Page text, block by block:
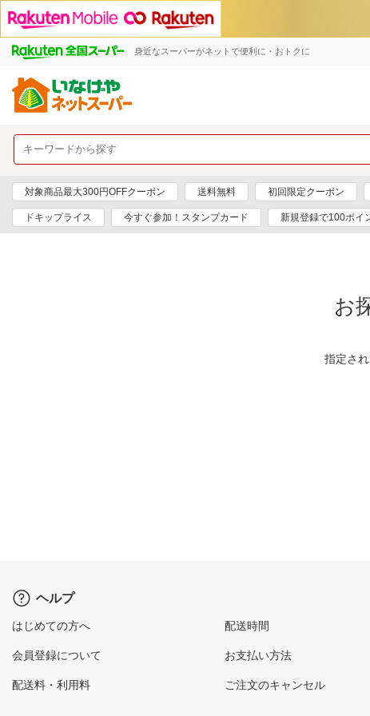
身近なスーパーがネットで便利に・おトクに
対象商品最大300円OFFクーポン 送料無料 初回限定クーポン
ドキップライス 今すぐ参加！スタンプカード 新規登録で100ポイ
お
指定さ
ヘルプ
はじめての方へ
会員登録について
配送料・利用料
配送時間
お支払い方法
ご注文のキャンセル